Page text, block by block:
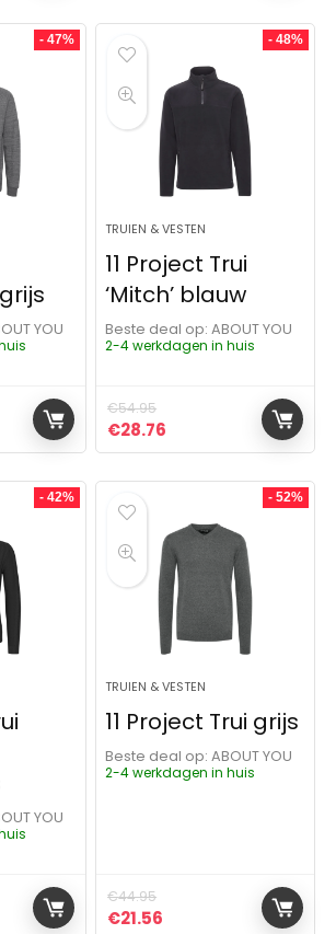
- 47%
YOU
prijs was: €53.95.
prijs is: €28.76.
- 48%
TRUIEN & VESTEN
11 Project Trui
‘Mitch’ blauw
Beste deal op:
ABOUT YOU
2-4 werkdagen in huis
€54.95
Oorspronkelijke prijs
€28.76 Huidige prijs is:
- 42%
YOU
prijs was: €49.95.
prijs is: €28.76.
- 52%
TRUIEN & VESTEN
11 Project Trui grijs
Beste deal op:
ABOUT YOU
2-4 werkdagen in huis
€44.95
Oorspronkelijke prijs
€21.56 Huidige prijs is: